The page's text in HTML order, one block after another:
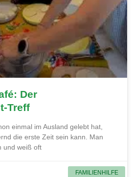
FAMILIENHILFE
Der
Treff
einmal im Ausland gelebt hat,
die erste Zeit sein kann. Man
und weiß oft